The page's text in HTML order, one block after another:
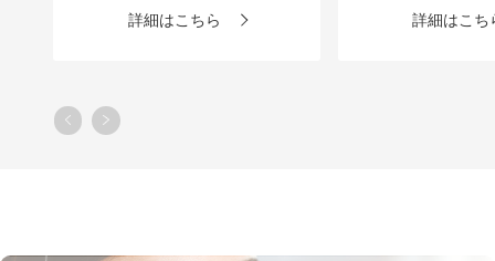
詳細はこちら 詳細はこち